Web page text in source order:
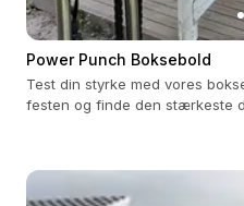
Power Punch Boksebold
Test din styrke med vores
festen og finde den stærkeste